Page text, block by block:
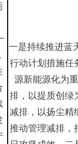
一是持续推进蓝
行动计划措施任
源新能源化为
排，以提质创绿
减排，以扬尘精
推动管理减排，